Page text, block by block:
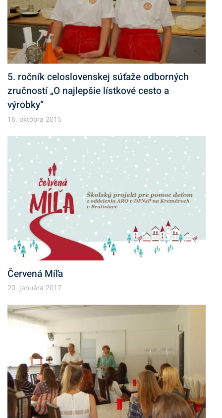
5. ročník celoslovenskej súťaže odborných
zručností „O najlepšie lístkové cesto a
výrobky“
16. októbra 2015
Červená Míľa
20. januára 2017